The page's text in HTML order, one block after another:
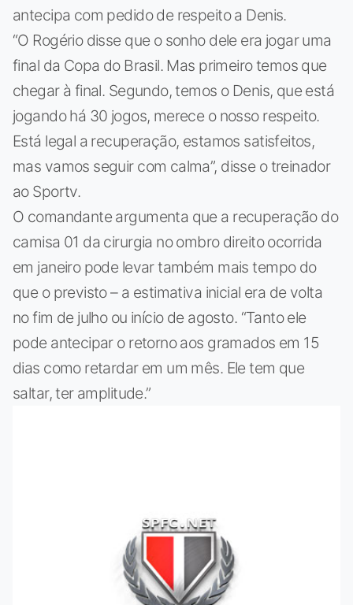
antecipa com pedido de respeito a Denis.
“O Rogério disse que o sonho dele era jogar uma
final da Copa do Brasil. Mas primeiro temos que
chegar à final. Segundo, temos o Denis, que está
jogando há 30 jogos, merece o nosso respeito.
Está legal a recuperação, estamos satisfeitos,
mas vamos seguir com calma”, disse o treinador
ao Sportv.
O comandante argumenta que a recuperação do
camisa 01 da cirurgia no ombro direito ocorrida
em janeiro pode levar também mais tempo do
que o previsto – a estimativa inicial era de volta
no fim de julho ou início de agosto. “Tanto ele
pode antecipar o retorno aos gramados em 15
dias como retardar em um mês. Ele tem que
saltar, ter amplitude.”